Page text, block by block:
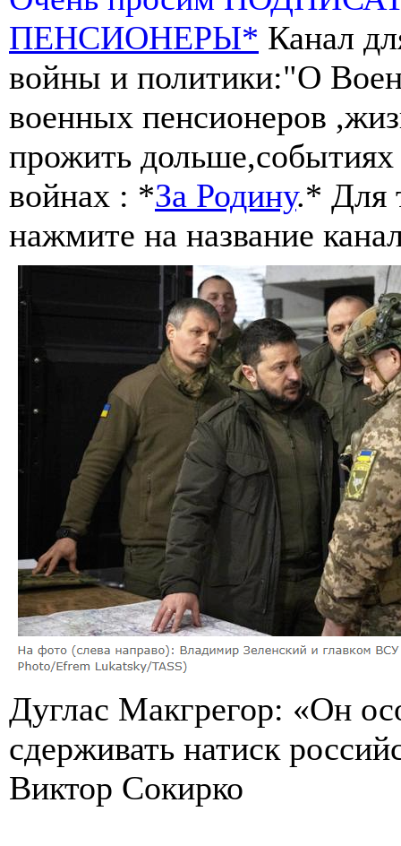
ПЕНСИОНЕРЫ* Канал
войны и политики:"О
военных пенсионеров
прожить
войнах : *За Родину.* Для
нажмите на название
Дуглас Макгрегор: «Он
сдерживать натиск
Виктор Сокирко